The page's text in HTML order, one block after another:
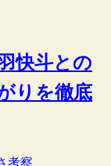
快斗との
りを徹底
考察